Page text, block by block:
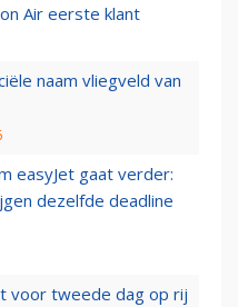
Air eerste klant
naam vliegveld van
easyJet gaat verder:
dezelfde deadline
voor tweede dag op rij